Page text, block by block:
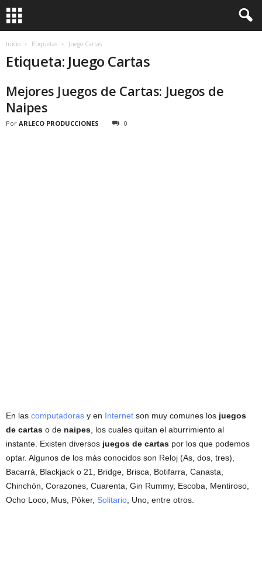
Inicio Etiquetas Juego Cartas
Etiqueta: Juego Cartas
Mejores Juegos de Cartas: Juegos de
Naipes
Por ARLECO PRODUCCIONES 0
En las computadoras y en Internet son muy comunes los juegos
de cartas o de naipes , los cuales quitan el aburrimiento al
instante. Existen diversos juegos de cartas por los que podemos
optar. Algunos de los más conocidos son Reloj (As, dos, tres),
Bacarrá, Blackjack o 21, Bridge, Brisca, Botifarra, Canasta,
Chinchón, Corazones, Cuarenta, Gin Rummy, Escoba, Mentiroso,
Ocho Loco, Mus, Póker, Solitario , Uno, entre otros.